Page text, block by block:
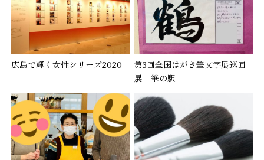
広島で輝く女性シリーズ2020
第3回全国はがき筆文字展巡回
展 筆の駅